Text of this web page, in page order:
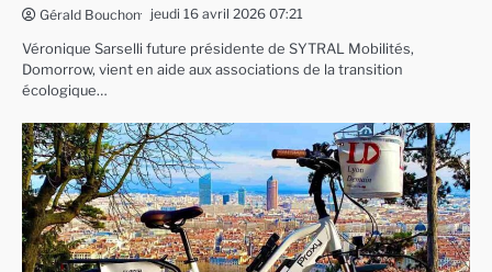
Gérald Bouchon jeudi 16 avril 2026 07:21
Véronique Sarselli future présidente de SYTRAL Mobilités,
Domorrow, vient en aide aux associations de la transition
écologique…